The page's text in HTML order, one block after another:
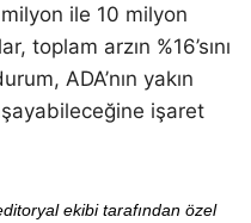
ile 10 milyon
toplam arzın %16’sını
ADA’nın yakın
işaret
ekibi tarafından özel